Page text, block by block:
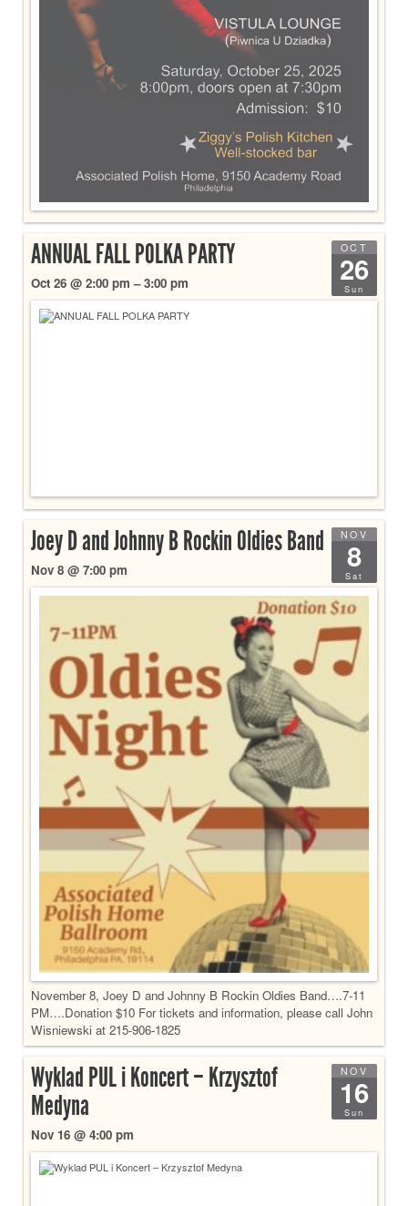
OCT
26
Sun
ANNUAL FALL POLKA PARTY
Oct 26 @ 2:00 pm – 3:00 pm
NOV
8
Sat
Joey D and Johnny B Rockin Oldies Band
Nov 8 @ 7:00 pm
November 8, Joey D and Johnny B Rockin Oldies Band….7-11
PM….Donation $10 For tickets and information, please call John
Wisniewski at 215-906-1825
NOV
16
Sun
Wyklad PUL i Koncert – Krzysztof
Medyna
Nov 16 @ 4:00 pm